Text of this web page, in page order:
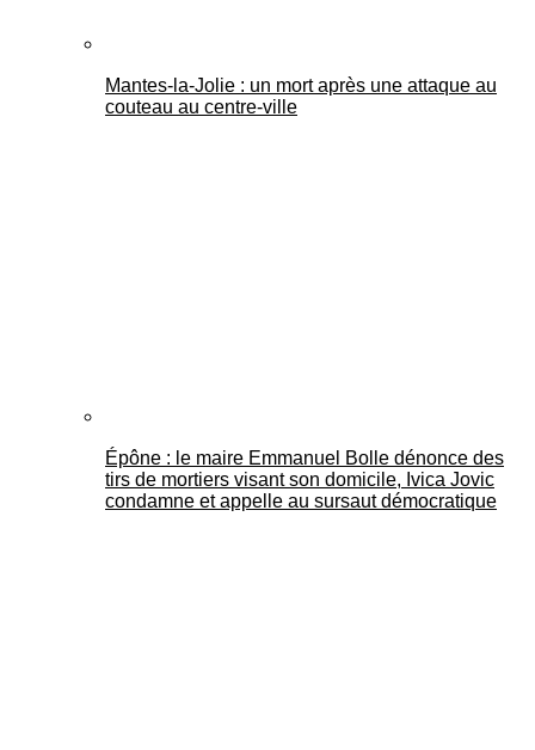
Mantes-la-Jolie : un mort après une attaque au
couteau au centre-ville
Épône : le maire Emmanuel Bolle dénonce des
tirs de mortiers visant son domicile, Ivica Jovic
condamne et appelle au sursaut démocratique